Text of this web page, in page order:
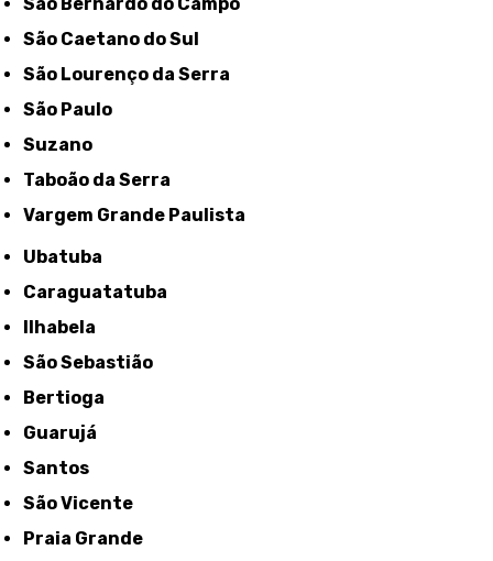
São Caetano do Sul
São Lourenço da Serra
São Paulo
Suzano
Taboão da Serra
Vargem Grande Paulista
Ubatuba
Caraguatatuba
Ilhabela
São Sebastião
Bertioga
Guarujá
Santos
São Vicente
Praia Grande